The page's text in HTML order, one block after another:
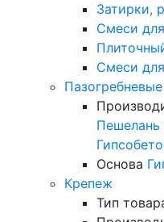
Затирки,
Смеси
Смеси
Пешелань
Основа
Крепеж
Тип